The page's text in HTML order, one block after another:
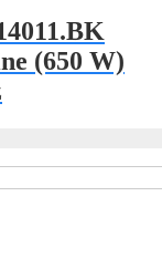
(650 W)